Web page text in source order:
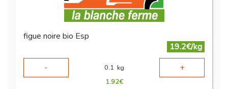
figue noire bio Esp
19.2€/kg
-
0.1 kg +
1.92€